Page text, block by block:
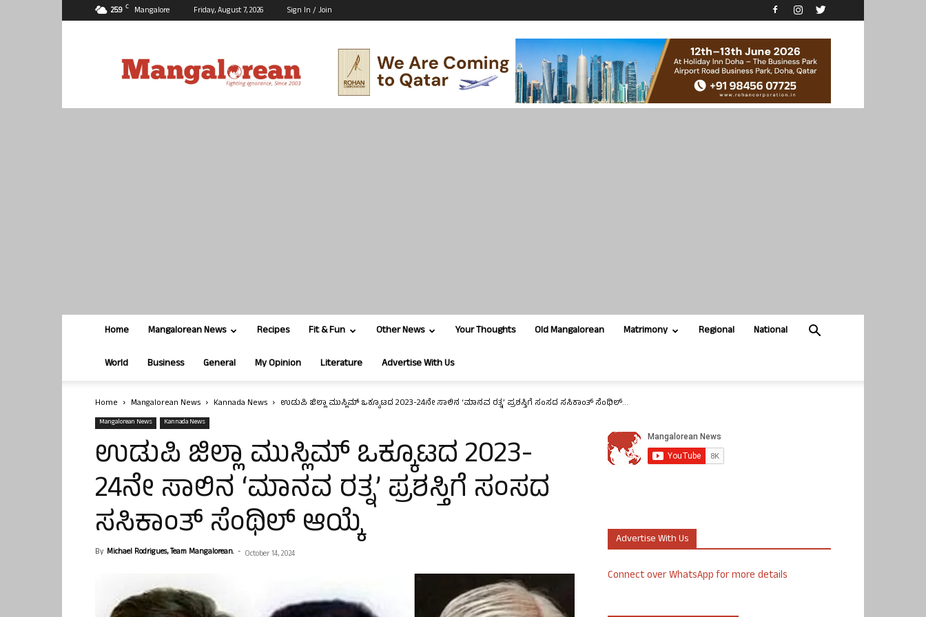
25.9 C Mangalore Friday, August 7, 2026 Sign In / Join
Home Mangalorean News Recipes Fit & Fun Other News Your Thoughts Old Mangalorean Matrimony Regional National
World Business General My Opinion Literature Advertise With Us
Home Mangalorean News Kannada News ಉಡುಪಿ ಜಿಲ್ಲಾ ಮುಸ್ಲಿಮ್ ಒಕ್ಕೂಟದ 2023-24ನೇ ಸಾಲಿನ ‘ಮಾನವ ರತ್ನ’ ಪ್ರಶಸ್ತಿಗೆ ಸಂಸದ ಸಸಿಕಾಂತ್ ಸೆಂಥಿಲ್...
Mangalorean News Kannada News
ಉಡುಪಿ ಜಿಲ್ಲಾ ಮುಸ್ಲಿಮ್ ಒಕ್ಕೂಟದ 2023-
24ನೇ ಸಾಲಿನ ‘ಮಾನವ ರತ್ನ’ ಪ್ರಶಸ್ತಿಗೆ ಸಂಸದ
ಸಸಿಕಾಂತ್ ಸೆಂಥಿಲ್ ಆಯ್ಕೆ
By Michael Rodrigues, Team Mangalorean. - October 14, 2024
Advertise With Us
Connect over WhatsApp for more details